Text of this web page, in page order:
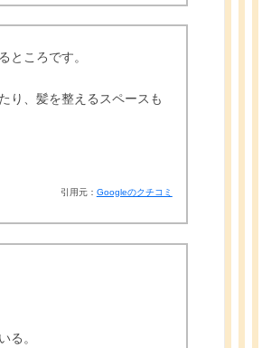
ところです。
り、髪を整えるスペースも
引用元： Googleのクチコミ
る。